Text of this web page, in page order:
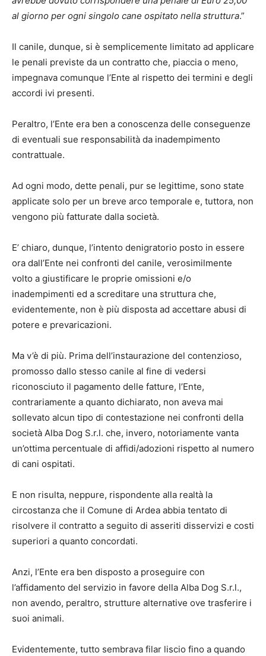
al giorno per ogni singolo cane ospitato nella struttura.”
Il canile, dunque, si è semplicemente limitato ad applicare
le penali previste da un contratto che, piaccia o meno,
impegnava comunque l’Ente al rispetto dei termini e degli
accordi ivi presenti.
Peraltro, l’Ente era ben a conoscenza delle conseguenze
di eventuali sue responsabilità da inadempimento
contrattuale.
Ad ogni modo, dette penali, pur se legittime, sono state
applicate solo per un breve arco temporale e, tuttora, non
vengono più fatturate dalla società.
E’ chiaro, dunque, l’intento denigratorio posto in essere
ora dall’Ente nei confronti del canile, verosimilmente
volto a giustificare le proprie omissioni e/o
inadempimenti ed a screditare una struttura che,
evidentemente, non è più disposta ad accettare abusi di
potere e prevaricazioni.
Ma v’è di più. Prima dell’instaurazione del contenzioso,
promosso dallo stesso canile al fine di vedersi
riconosciuto il pagamento delle fatture, l’Ente,
contrariamente a quanto dichiarato, non aveva mai
sollevato alcun tipo di contestazione nei confronti della
società Alba Dog S.r.l. che, invero, notoriamente vanta
un’ottima percentuale di affidi/adozioni rispetto al numero
di cani ospitati.
E non risulta, neppure, rispondente alla realtà la
circostanza che il Comune di Ardea abbia tentato di
risolvere il contratto a seguito di asseriti disservizi e costi
superiori a quanto concordati.
Anzi, l’Ente era ben disposto a proseguire con
l’affidamento del servizio in favore della Alba Dog S.r.l.,
non avendo, peraltro, strutture alternative ove trasferire i
suoi animali.
Evidentemente, tutto sembrava filar liscio fino a quando